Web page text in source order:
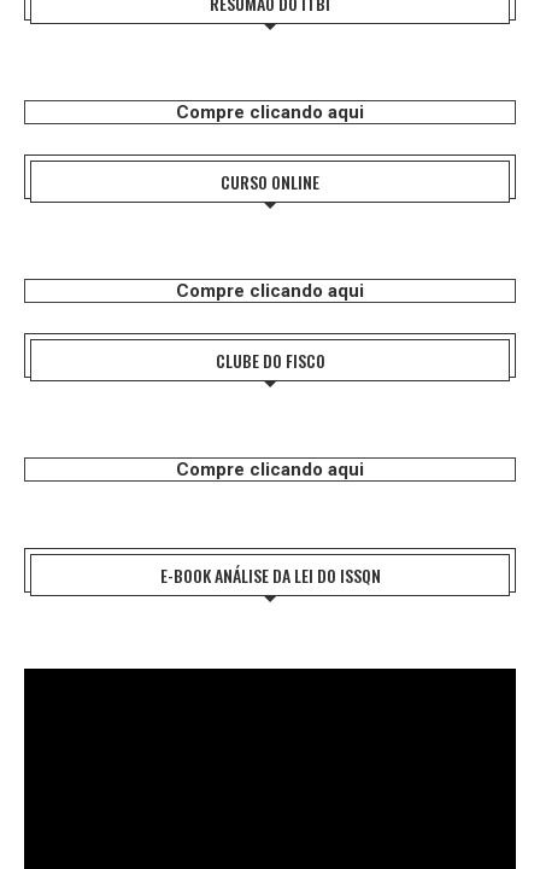
Compre clicando aqui
CURSO ONLINE
Compre clicando aqui
CLUBE DO FISCO
Compre clicando aqui
E-BOOK ANÁLISE DA LEI DO ISSQN